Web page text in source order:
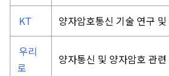
KT 양자암호통신 기술 연구
우리
로
양자통신 및 양자암호 관